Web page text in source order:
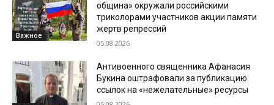
Важное
община» окружали российскими
триколорами участников акции памяти
жертв репрессий
05.08.2026
Антивоенного священника Афанасия
Букина оштрафовали за публикацию
ссылок на «нежелательные» ресурсы